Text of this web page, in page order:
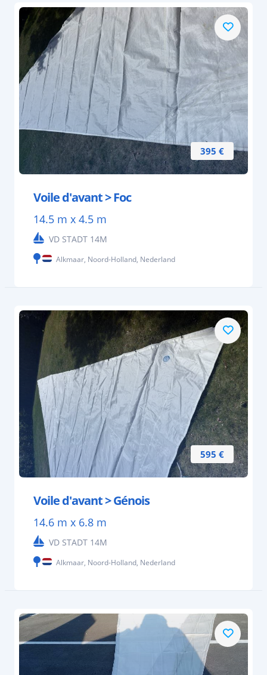
395 €
Voile d'avant > Foc
14.5 m x 4.5 m
VD STADT 14M
Alkmaar, Noord-Holland, Nederland
595 €
Voile d'avant > Génois
14.6 m x 6.8 m
VD STADT 14M
Alkmaar, Noord-Holland, Nederland